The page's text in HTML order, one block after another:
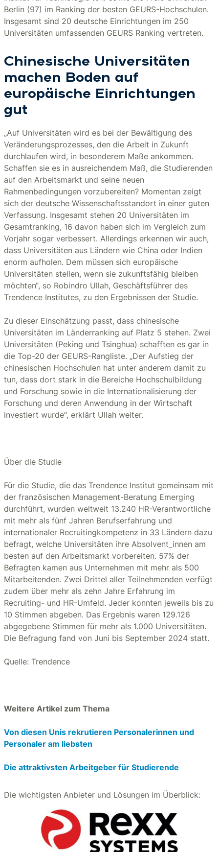
Berlin (97) im Ranking der besten GEURS-Hochschulen.
Insgesamt sind 20 deutsche Einrichtungen im 250
Universitäten umfassenden GEURS Ranking vertreten.
Chinesische Universitäten
machen Boden auf
europäische Einrichtungen
gut
„Auf Universitäten wird es bei der Bewältigung des
Veränderungsprozesses, den die Arbeit in Zukunft
durchlaufen wird, in besonderem Maße ankommen.
Schaffen sie es in ausreichendem Maß, die Studierenden
auf den Arbeitsmarkt und seine neuen
Rahmenbedingungen vorzubereiten? Momentan zeigt
sich der deutsche Wissenschaftsstandort in einer guten
Verfassung. Insgesamt stehen 20 Universitäten im
Gesamtranking, 16 davon haben sich im Vergleich zum
Vorjahr sogar verbessert. Allerdings erkennen wir auch,
dass Universitäten aus Ländern wie China oder Indien
enorm aufholen. Dem müssen sich europäische
Universitäten stellen, wenn sie zukunftsfähig bleiben
möchten“, so Robindro Ullah, Geschäftsführer des
Trendence Institutes, zu den Ergebnissen der Studie.
Zu dieser Einschätzung passt, dass chinesische
Universitäten im Länderranking auf Platz 5 stehen. Zwei
Universitäten (Peking und Tsinghua) schafften es gar in
die Top-20 der GEURS-Rangliste. „Der Aufstieg der
chinesischen Hochschulen hat unter anderem damit zu
tun, dass dort stark in die Bereiche Hochschulbildung
und Forschung sowie in die Internationalisierung der
Forschung und deren Anwendung in der Wirtschaft
investiert wurde“, erklärt Ullah weiter.
Über die Studie
Für die Studie, die das Trendence Institut gemeinsam mit
der französischen Management-Beratung Emerging
durchführt, wurden weltweit 13.240 HR-Verantwortliche
mit mehr als fünf Jahren Berufserfahrung und
internationaler Recruitingkompetenz in 33 Ländern dazu
befragt, welche Universitäten ihre Absolvent_innen am
besten auf den Arbeitsmarkt vorbereiten. 57% der
Befragten kamen aus Unternehmen mit mehr als 500
Mitarbeitenden. Zwei Drittel aller Teilnehmenden verfügt
zudem über mehr als zehn Jahre Erfahrung im
Recruiting- und HR-Umfeld. Jeder konnten jeweils bis zu
10 Stimmen abgeben. Das Ergebnis waren 129.126
abgegebene Stimmen für mehr als 1.000 Universitäten.
Die Befragung fand von Juni bis September 2024 statt.
Quelle: Trendence
Weitere Artikel zum Thema
Von diesen Unis rekrutieren Personalerinnen und
Personaler am liebsten
Die attraktivsten Arbeitgeber für Studierende
Die wichtigsten Anbieter und Lösungen im Überblick: